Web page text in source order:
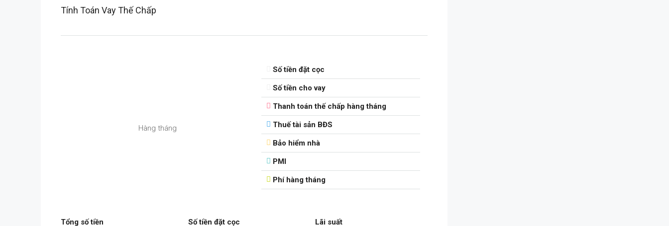
Tính Toán Vay Thế Chấp
Hàng tháng
Số tiền đặt cọc
Số tiền cho vay
Thanh toán thế chấp hàng tháng
Thuế tài sản BĐS
Bảo hiểm nhà
PMI
Phí hàng tháng
Tổng số tiền Số tiền đặt cọc Lãi suất